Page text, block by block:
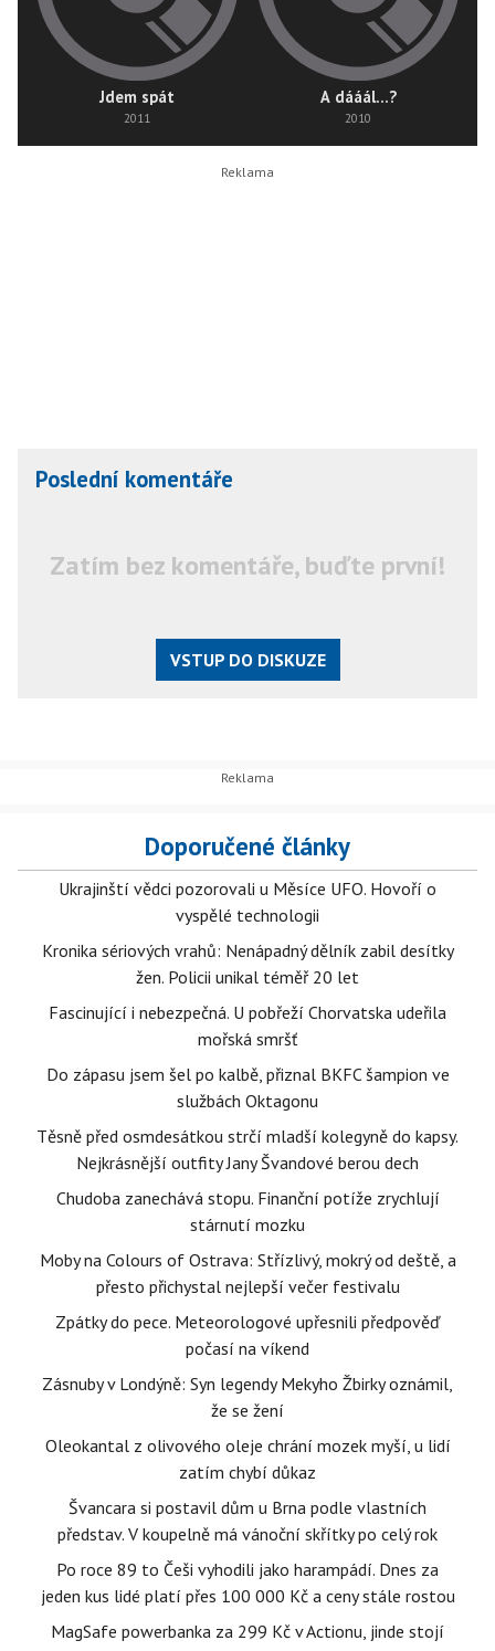
Jdem spát
2011
A dááál...?
2010
Poslední komentáře
Zatím bez komentáře, buďte první!
VSTUP DO DISKUZE
Doporučené články
Ukrajinští vědci pozorovali u Měsíce UFO. Hovoří o
vyspělé technologii
Kronika sériových vrahů: Nenápadný dělník zabil desítky
žen. Policii unikal téměř 20 let
Fascinující i nebezpečná. U pobřeží Chorvatska udeřila
mořská smršť
Do zápasu jsem šel po kalbě, přiznal BKFC šampion ve
službách Oktagonu
Těsně před osmdesátkou strčí mladší kolegyně do kapsy.
Nejkrásnější outfity Jany Švandové berou dech
Chudoba zanechává stopu. Finanční potíže zrychlují
stárnutí mozku
Moby na Colours of Ostrava: Střízlivý, mokrý od deště, a
přesto přichystal nejlepší večer festivalu
Zpátky do pece. Meteorologové upřesnili předpověď
počasí na víkend
Zásnuby v Londýně: Syn legendy Mekyho Žbirky oznámil,
že se žení
Oleokantal z olivového oleje chrání mozek myší, u lidí
zatím chybí důkaz
Švancara si postavil dům u Brna podle vlastních
představ. V koupelně má vánoční skřítky po celý rok
Po roce 89 to Češi vyhodili jako harampádí. Dnes za
jeden kus lidé platí přes 100 000 Kč a ceny stále rostou
MagSafe powerbanka za 299 Kč v Actionu, jinde stojí